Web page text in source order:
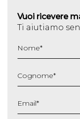
Vuoi ricevere
Ti aiutiamo
Nome*
Cognome*
Email*